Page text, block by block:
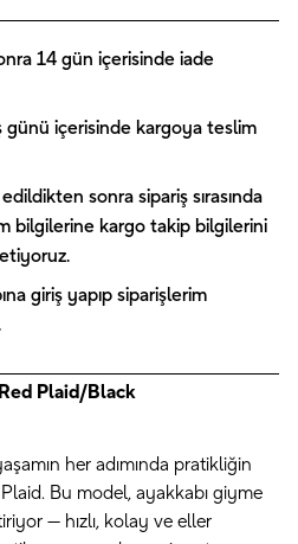
14 gün içerisinde iade
günü içerisinde kargoya teslim
sonra sipariş sırasında
bilgilerine kargo takip bilgilerini
giriş yapıp siparişlerim
Plaid/Black
her adımında pratikliğin
Bu model, ayakkabı giyme
— hızlı, kolay ve eller